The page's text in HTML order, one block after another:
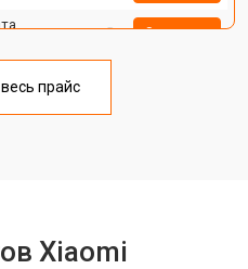
от 1100 ₽ Заказать
от 2500 ₽
от 1200 ₽
прайс
Xiaomi